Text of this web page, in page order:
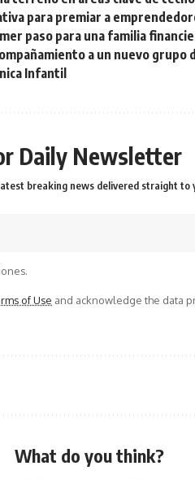
para premiar a
paso para una familia
a un nuevo
Infantil
Daily Newsletter
breaking news delivered straight to
of Use and acknowledge the data
What do you think?